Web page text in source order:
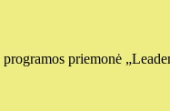
priemonė